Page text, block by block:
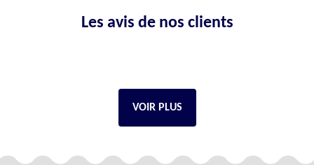
Les avis de nos clients
VOIR PLUS